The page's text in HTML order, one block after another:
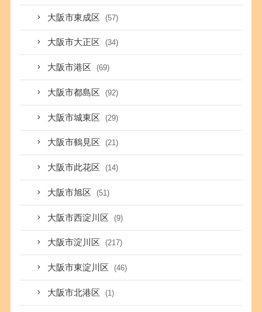
大阪市東成区 (57)
大阪市大正区 (34)
大阪市港区 (69)
大阪市都島区 (92)
大阪市城東区 (29)
大阪市鶴見区 (21)
大阪市此花区 (14)
大阪市旭区 (51)
大阪市西淀川区 (9)
大阪市淀川区 (217)
大阪市東淀川区 (46)
大阪市北港区 (1)